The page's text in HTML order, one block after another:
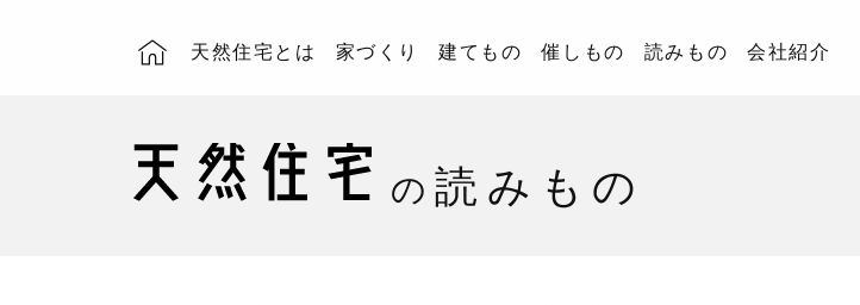
天然住宅とは 家づくり 建てもの 催しもの 読みもの 会社紹介
の読みもの